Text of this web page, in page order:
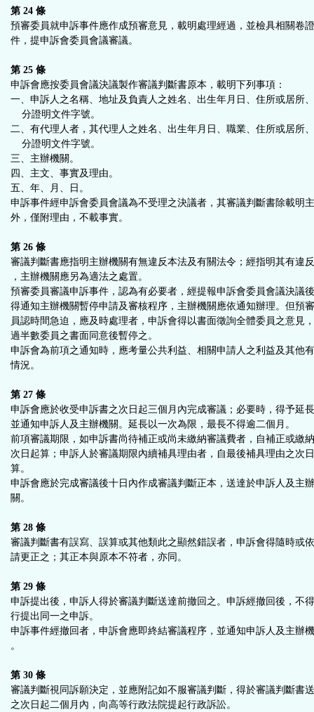
第 24 條
預審委員就申訴事件應作成預審意見，載明處理經過，並檢具相關卷
件，提申訴會委員會議審議。
第 25 條
申訴會應按委員會議決議製作審議判斷書原本，載明下列事項：
一、申訴人之名稱、地址及負責人之姓名、出生年月日、住所或居所
分證明文件字號。
二、有代理人者，其代理人之姓名、出生年月日、職業、住所或居所
分證明文件字號。
三、主辦機關。
四、主文、事實及理由。
五、年、月、日。
申訴事件經申訴會委員會議為不受理之決議者，其審議判斷書除載明
外，僅附理由，不載事實。
第 26 條
審議判斷書應指明主辦機關有無違反本法及有關法令；經指明其有違
，主辦機關應另為適法之處置。
預審委員審議申訴事件，認為有必要者，經提報申訴會委員會議決議
得通知主辦機關暫停申請及審核程序，主辦機關應依通知辦理。但預
員認時間急迫，應及時處理者，申訴會得以書面徵詢全體委員之意見
過半數委員之書面同意後暫停之。
申訴會為前項之通知時，應考量公共利益、相關申請人之利益及其他
情況。
第 27 條
申訴會應於收受申訴書之次日起三個月內完成審議；必要時，得予延
並通知申訴人及主辦機關。延長以一次為限，最長不得逾二個月。
前項審議期限，如申訴書尚待補正或尚未繳納審議費者，自補正或繳
次日起算；申訴人於審議期限內續補具理由者，自最後補具理由之次
算。
申訴會應於完成審議後十日內作成審議判斷正本，送達於申訴人及主
關。
第 28 條
審議判斷書有誤寫、誤算或其他類此之顯然錯誤者，申訴會得隨時或
請更正之；其正本與原本不符者，亦同。
第 29 條
申訴提出後，申訴人得於審議判斷送達前撤回之。申訴經撤回後，不
行提出同一之申訴。
申訴事件經撤回者，申訴會應即終結審議程序，並通知申訴人及主辦
。
第 30 條
審議判斷視同訴願決定，並應附記如不服審議判斷，得於審議判斷書
之次日起二個月內，向高等行政法院提起行政訴訟。